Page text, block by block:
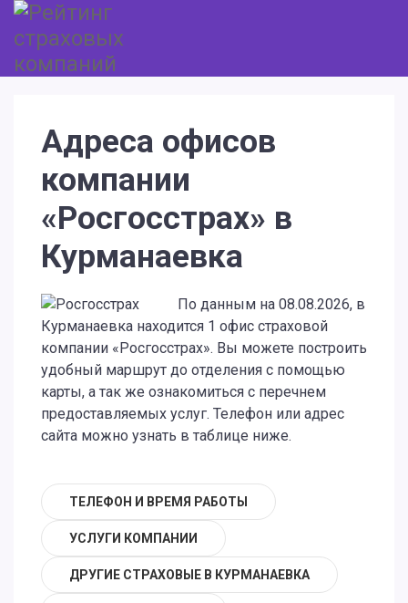
Адреса офисов
компании
«Росгосстрах» в
Курманаевка
По данным на 08.08.2026, в
Курманаевка находится 1 офис страховой
компании «Росгосстрах». Вы можете построить
удобный маршрут до отделения с помощью
карты, а так же ознакомиться с перечнем
предоставляемых услуг. Телефон или адрес
сайта можно узнать в таблице ниже.
ТЕЛЕФОН И ВРЕМЯ РАБОТЫ
УСЛУГИ КОМПАНИИ
ДРУГИЕ СТРАХОВЫЕ В КУРМАНАЕВКА